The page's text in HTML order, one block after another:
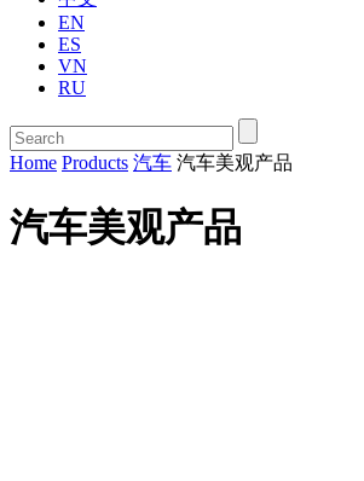
EN
ES
VN
RU
Home Products 汽车 汽车美观产品
汽车美观产品